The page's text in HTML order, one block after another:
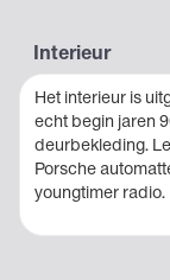
Interieur
Het interieur is
echt begin jaren
deurbekleding.
Porsche
youngtimer radio.